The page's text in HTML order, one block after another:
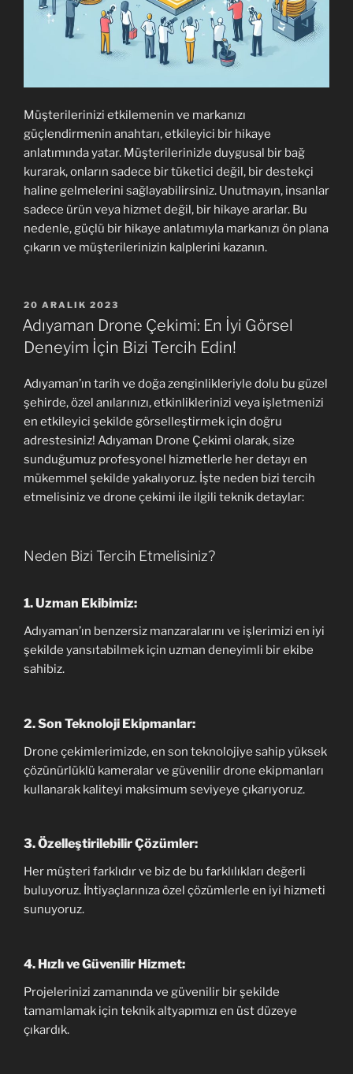
Müşterilerinizi etkilemenin ve markanızı
güçlendirmenin anahtarı, etkileyici bir hikaye
anlatımında yatar. Müşterilerinizle duygusal bir bağ
kurarak, onların sadece bir tüketici değil, bir destekçi
haline gelmelerini sağlayabilirsiniz. Unutmayın, insanlar
sadece ürün veya hizmet değil, bir hikaye ararlar. Bu
nedenle, güçlü bir hikaye anlatımıyla markanızı ön plana
çıkarın ve müşterilerinizin kalplerini kazanın.
YAYIM
TARIHI
20 ARALIK 2023
Adıyaman Drone Çekimi: En İyi Görsel
Deneyim İçin Bizi Tercih Edin!
Adıyaman’ın tarih ve doğa zenginlikleriyle dolu bu güzel
şehirde, özel anılarınızı, etkinliklerinizi veya işletmenizi
en etkileyici şekilde görselleştirmek için doğru
adrestesiniz! Adıyaman Drone Çekimi olarak, size
sunduğumuz profesyonel hizmetlerle her detayı en
mükemmel şekilde yakalıyoruz. İşte neden bizi tercih
etmelisiniz ve drone çekimi ile ilgili teknik detaylar:
Neden Bizi Tercih Etmelisiniz?
1.Uzman Ekibimiz:
Adıyaman’ın benzersiz manzaralarını ve işlerimizi en iyi
şekilde yansıtabilmek için uzman deneyimli bir ekibe
sahibiz.
2.Son Teknoloji Ekipmanlar:
Drone çekimlerimizde, en son teknolojiye sahip yüksek
çözünürlüklü kameralar ve güvenilir drone ekipmanları
kullanarak kaliteyi maksimum seviyeye çıkarıyoruz.
3.Özelleştirilebilir Çözümler:
Her müşteri farklıdır ve biz de bu farklılıkları değerli
buluyoruz. İhtiyaçlarınıza özel çözümlerle en iyi hizmeti
sunuyoruz.
4. Hızlı ve Güvenilir Hizmet:
Projelerinizi zamanında ve güvenilir bir şekilde
tamamlamak için teknik altyapımızı en üst düzeye
çıkardık.